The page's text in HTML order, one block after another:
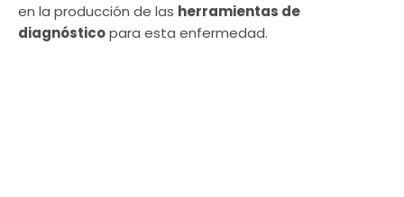
en la producción de las herramientas de
diagnósticopara esta enfermedad.